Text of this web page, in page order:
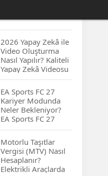
2026 Yapay Zekâ ile
Video Oluşturma
Nasıl Yapılır? Kaliteli
Yapay Zekâ Videosu
Hazırlamanın
İpuçları...
EA Sports FC 27
Kariyer Modunda
Neler Bekleniyor?
EA Sports FC 27
Kariyer Modu
Yenilikleri…
Motorlu Taşıtlar
Vergisi (MTV) Nasıl
Hesaplanır?
Elektrikli Araçlarda